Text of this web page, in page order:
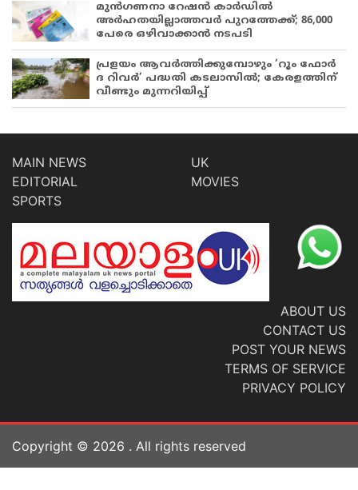
മുൻഗണനാ റേഷൻ കാർഡിൽ
അർഹതയില്ലാത്തവർ പുറത്തേക്ക്; 86,000
പേരെ ഒഴിവാക്കാൻ നടപടി
പ്രളയം ആവർത്തിക്കുമ്പോഴും ‘റൂം ഫോർ
ദ റിവർ’ പദ്ധതി കടലാസിൽ; കേരളത്തിന്
വീണ്ടും മുന്നറിയിപ്പ്
MAIN NEWS
EDITORIAL
SPORTS
UK
MOVIES
ABOUT US
CONTACT US
POST YOUR NEWS
TERMS OF SERVICE
PRIVACY POLICY
Copyright © 2026 . All rights reserved